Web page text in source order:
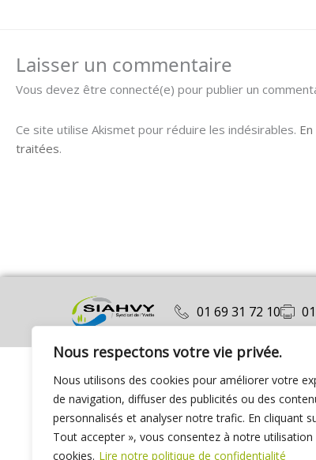
Nous respectons votre vie privée.
Nous utilisons des cookies pour améliorer votre
de navigation, diffuser des publicités ou des
personnalisés et analyser notre trafic. En cliquant
Tout accepter », vous consentez à notre utilisation
cookies. Lire notre politique de confidentialité
Laisser un commentaire
Vous devez être connecté(e) pour publier un
Ce site utilise Akismet pour réduire les indésirables.
traitées.
01 69 31 72 10